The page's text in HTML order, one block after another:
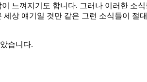
느껴지기도 합니다. 그러나 이러한 소
상 얘기일 것만 같은 그런 소식들이
습니다.